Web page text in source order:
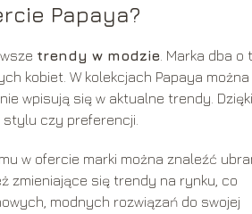
Papaya?
trendy w modzie . Marka dba o
kobiet. W kolekcjach Papaya można
wpisują się w aktualne trendy. Dzięki
stylu czy preferencji.
w ofercie marki można znaleźć
zmieniające się trendy na rynku, co
modnych rozwiązań do swojej